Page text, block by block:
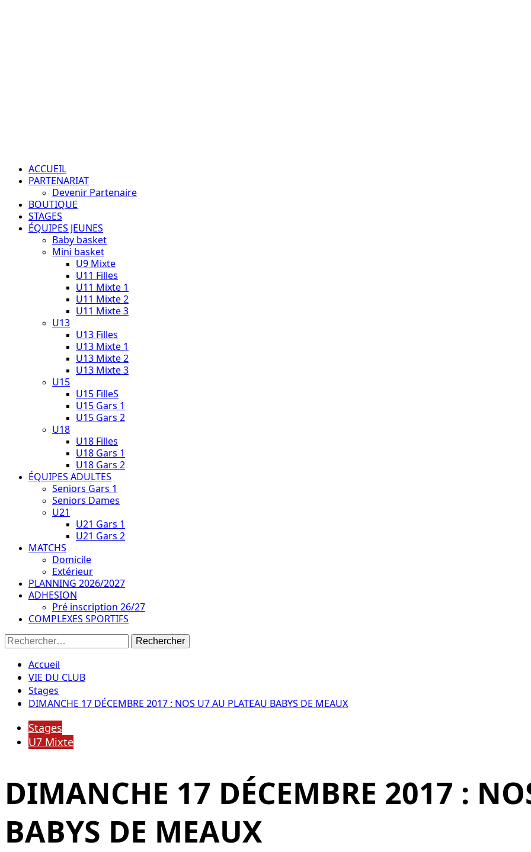
ACCUEIL
PARTENARIAT
Devenir Partenaire
BOUTIQUE
STAGES
ÉQUIPES JEUNES
Baby basket
Mini basket
U9 Mixte
U11 Filles
U11 Mixte 1
U11 Mixte 2
U11 Mixte 3
U13
U13 Filles
U13 Mixte 1
U13 Mixte 2
U13 Mixte 3
U15
U15 FilleS
U15 Gars 1
U15 Gars 2
U18
U18 Filles
U18 Gars 1
U18 Gars 2
ÉQUIPES ADULTES
Seniors Gars 1
Seniors Dames
U21
U21 Gars 1
U21 Gars 2
MATCHS
Domicile
Extérieur
PLANNING 2026/2027
ADHESION
Pré inscription 26/27
COMPLEXES SPORTIFS
Rechercher :
Accueil
VIE DU CLUB
Stages
DIMANCHE 17 DÉCEMBRE 2017 : NOS U7 AU PLATEAU BABYS DE MEAUX
Stages
U7 Mixte
DIMANCHE 17 DÉCEMBRE 2017 :
BABYS DE MEAUX